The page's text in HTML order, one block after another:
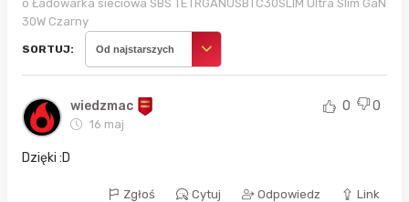
o Ładowarka sieciowa SBS TETRGANUSBTC30SLIM Ultra Slim GaN
30W Czarny
SORTUJ: Od najstarszych
wiedzmac
16 maj
0 0
Dzięki :D
Zgłoś Cytuj Odpowiedz Link